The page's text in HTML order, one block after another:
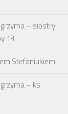
– siostry
13
Stefaniukiem
– ks.